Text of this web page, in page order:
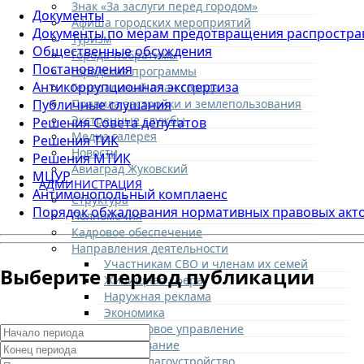
Знак «За заслуги перед городом»
Афиша городских мероприятий
Туризм
Города-побратимы
Городские программы
Генеральный план города
Правила застройки и землепользования
Экстренные службы
Медиа галерея
Новости
Авиаград Жуковский
АДМИНИСТРАЦИЯ
Структура
Полномочия
Кадровое обеспечение
Направления деятельности
Участникам СВО и членам их семей
Жилищная сфера
Наружная реклама
Экономика
Финансовое управление
Образование
ЖКХ и благоустройство
Документы
Документы по мерам предотвращения
Общественные обсуждения
Постановления
Антикоррупционная экспертиза
Публичные слушания
Решения Совета депутатов
Решения ТИК
Решения МТИК
МЦУР
Антимонопольный комплаенс
Порядок обжалования нормативных правовых
Выберите период публикации